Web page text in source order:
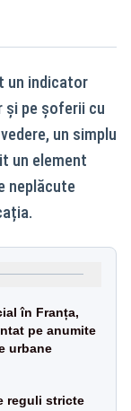
un indicator
și pe șoferii cu
un simplu
un element
neplăcute
în Franța,
pe anumite
urbane
reguli stricte